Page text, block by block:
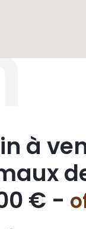
à
€ -